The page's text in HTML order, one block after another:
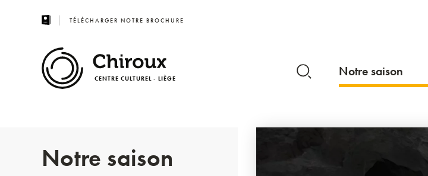
TÉLÉCHARGER NOTRE BROCHURE
CENTRE CULTUREL - LIÈGE Notre saison
Notre saison